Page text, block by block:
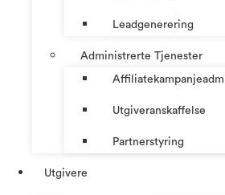
Leadgenerering
Administrerte Tjenester
Utgiveranskaffelse
Partnerstyring
Utgivere